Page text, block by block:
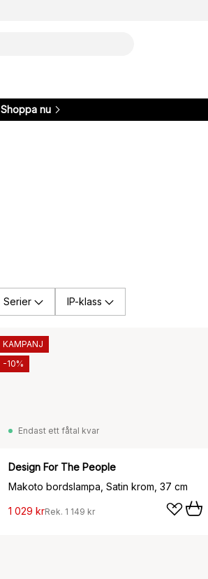
Shoppa nu
Serier IP-klass
Endast ett fåtal kvar
Design For The People
Makoto bordslampa, Satin krom, 37 cm
1 029 krRek. 1 149 kr
KAMPANJ
-10%